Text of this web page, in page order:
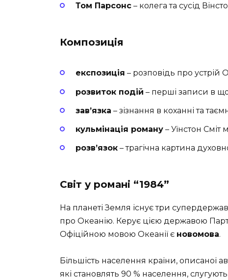
Том Парсонс – колега та сусід
Композиція
експозиція – розповідь про устрій
розвиток подій – перші записи в
зав’язка – зізнання в коханні та
кульмінація роману – Уїнстон
розв’язок – трагічна картина
Світ у романі “1984”
На планеті Земля існує три
про Океанію. Керує цією державою
Офіційною мовою Океанії є новомова.
Більшість населення країни, описаної
які становлять 90 % населення,